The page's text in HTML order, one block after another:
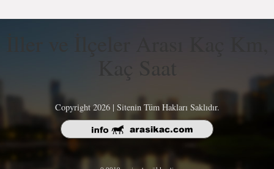
Kaç Saat
Copyright 2026 | Sitenin Tüm Hakları Saklıdır.